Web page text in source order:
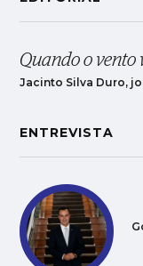
Quando o vento
Jacinto Silva Duro,
ENTREVISTA